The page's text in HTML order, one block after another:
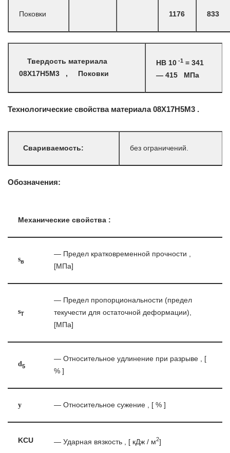
Поковки 1176 833
Твердость материала
08Х17Н5М3 , Поковки
HB 10 -1 = 341
— 415 МПа
Технологические свойства материала 08Х17Н5М3 .
Свариваемость: без ограничений.
Обозначения:
Механические свойства :
sв
— Предел кратковременной прочности ,
[МПа]
sT
— Предел пропорциональности (предел
текучести для остаточной деформации),
[МПа]
d5
— Относительное удлинение при разрыве , [
% ]
y — Относительное сужение , [ % ]
KCU — Ударная вязкость , [ кДж / м2]